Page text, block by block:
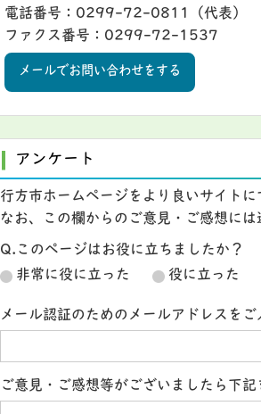
電話番号：0299-72-0811（代表）
ファクス番号：0299-72-1537
メールでお問い合わせをする
アンケート
行方市ホームページをより良いサイト
なお、この欄からのご意見・ご感想に
Q.このページはお役に立ちましたか？
非常に役に立った
役に立った
メール認証のためのメールアドレスをご
ご意見・ご感想等がございましたら下記